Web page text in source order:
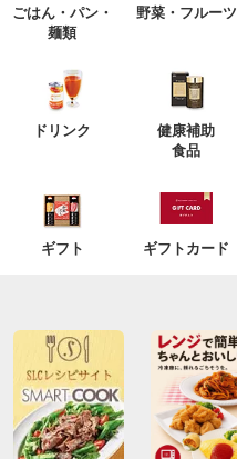
ごはん・パン・
麺類
野菜・フルーツ
ドリンク
健康補助
食品
ギフト ギフトカード